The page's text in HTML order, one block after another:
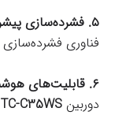
۵. فشرده‌سازی پیشرفته H.265
فناوری فشرده‌سازی
۶. قابلیت‌های هوشمند نظارتی
دوربین TC-C35WS